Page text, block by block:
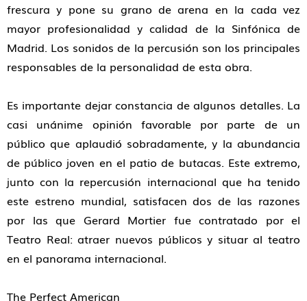
frescura y pone su grano de arena en la cada vez
mayor profesionalidad y calidad de la Sinfónica de
Madrid. Los sonidos de la percusión son los principales
responsables de la personalidad de esta obra.
Es importante dejar constancia de algunos detalles. La
casi unánime opinión favorable por parte de un
público que aplaudió sobradamente, y la abundancia
de público joven en el patio de butacas. Este extremo,
junto con la repercusión internacional que ha tenido
este estreno mundial, satisfacen dos de las razones
por las que Gerard Mortier fue contratado por el
Teatro Real: atraer nuevos públicos y situar al teatro
en el panorama internacional.
The Perfect American